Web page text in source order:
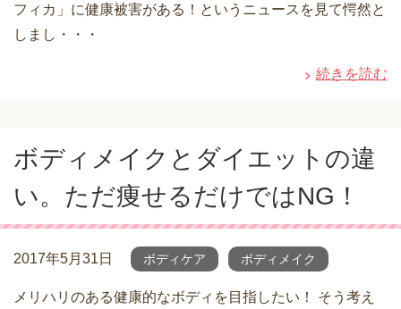
フィカ」に健康被害がある！というニュースを見て愕然と
しまし・・・
続きを読む
ボディメイクとダイエットの違
い。ただ痩せるだけではNG！
2017年5月31日 ボディケア ボディメイク
メリハリのある健康的なボディを目指したい！ そう考え